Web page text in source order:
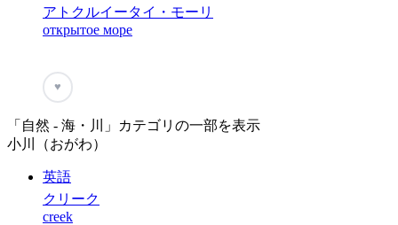
アトクルイータイ・モーリ
открытое море
♥
「自然 - 海・川」カテゴリの一部を表示
小川（おがわ）
英語
クリーク
creek